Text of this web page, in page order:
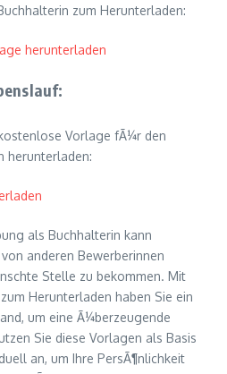
zum Herunterladen:
herunterladen
Vorlage fÃ¼r den
herunterladen:
als Buchhalterin kann
anderen Bewerberinnen
Stelle zu bekommen. Mit
Herunterladen haben Sie ein
um eine Ã¼berzeugende
Sie diese Vorlagen als Basis
an, um Ihre PersÃ¶nlichkeit